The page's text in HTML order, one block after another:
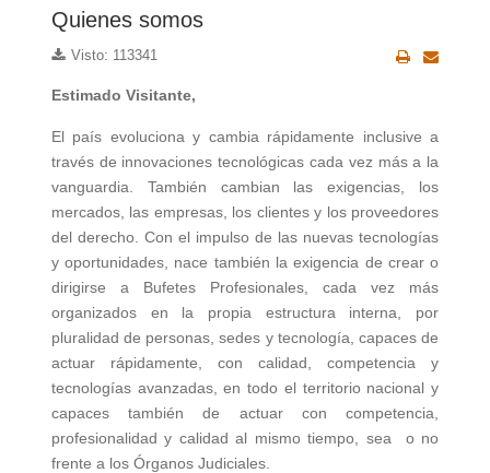
Quienes somos
Visto: 113341
Estimado Visitante,
El país evoluciona y cambia rápidamente inclusive a
través de innovaciones tecnológicas cada vez más a la
vanguardia. También cambian las exigencias, los
mercados, las empresas, los clientes y los proveedores
del derecho. Con el impulso de las nuevas tecnologías
y oportunidades, nace también la exigencia de crear o
dirigirse a Bufetes Profesionales, cada vez más
organizados en la propia estructura interna, por
pluralidad de personas, sedes y tecnología, capaces de
actuar rápidamente, con calidad, competencia y
tecnologías avanzadas, en todo el territorio nacional y
capaces también de actuar con competencia,
profesionalidad y calidad al mismo tiempo, sea o no
frente a los Órganos Judiciales.